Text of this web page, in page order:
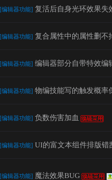
[编辑器功能] 复活后自身光环效果失
[编辑器功能] 复合属性中的属性删不
[编辑器功能] 编辑器部分自带特效编
[编辑器功能] 物编技能写的触发概率
[编辑器功能] 负数伤害加血
[编辑器功能] UI的富文本组件排版错
[编辑器功能] 魔法效果BUG